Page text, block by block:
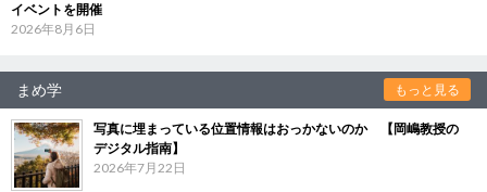
イベントを開催
2026年8月6日
まめ学 もっと見る
写真に埋まっている位置情報はおっかないのか 【岡嶋教授の
デジタル指南】
2026年7月22日